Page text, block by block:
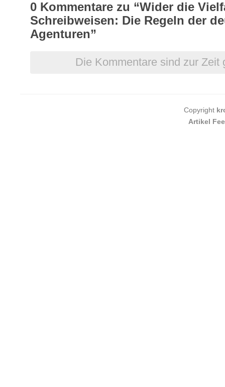
0 Kommentare zu “Wider die
Schreibweisen: Die Regeln der
Agenturen”
Die Kommentare sind zur Zeit
Copyright
Artikel